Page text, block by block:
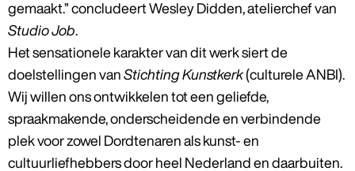
gemaakt.” concludeert Wesley Didden, atelierchef van
Studio Job
Het sensationele karakter van dit werk siert de
doelstellingen van Stichting Kunstkerk(culturele ANBI).
Wij willen ons ontwikkelen tot een geliefde,
spraakmakende, onderscheidende en verbindende
plek voor zowel Dordtenaren als kunst- en
cultuurliefhebbers door heel Nederland en daarbuiten.